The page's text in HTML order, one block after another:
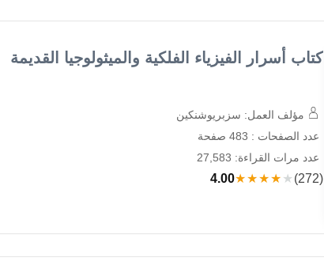
كتاب أسرار الفيزياء الفلكية والميثولوجيا القديمة
مؤلف العمل: سزبريوشنكين
عدد الصفحات : 483 صفحة
عدد مرات القراءة: 27,583
4.00★★★★★ (272)